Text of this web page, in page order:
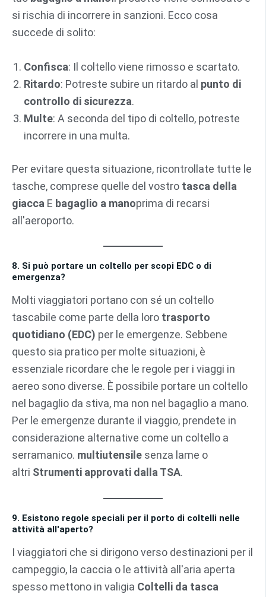
si rischia di incorrere in sanzioni. Ecco cosa
succede di solito:
Confisca: Il coltello viene rimosso e scartato.
Ritardo: Potreste subire un ritardo al punto di
controllo di sicurezza.
Multe: A seconda del tipo di coltello, potreste
incorrere in una multa.
Per evitare questa situazione, ricontrollate tutte le
tasche, comprese quelle del vostro tasca della
giacca E bagaglio a manoprima di recarsi
all'aeroporto.
8. Si può portare un coltello per scopi EDC o di
emergenza?
Molti viaggiatori portano con sé un coltello
tascabile come parte della loro trasporto
quotidiano (EDC) per le emergenze. Sebbene
questo sia pratico per molte situazioni, è
essenziale ricordare che le regole per i viaggi in
aereo sono diverse. È possibile portare un coltello
nel bagaglio da stiva, ma non nel bagaglio a mano.
Per le emergenze durante il viaggio, prendete in
considerazione alternative come un coltello a
serramanico. multiutensile senza lame o
altri Strumenti approvati dalla TSA.
9. Esistono regole speciali per il porto di coltelli nelle
attività all'aperto?
I viaggiatori che si dirigono verso destinazioni per il
campeggio, la caccia o le attività all'aria aperta
spesso mettono in valigia Coltelli da tasca